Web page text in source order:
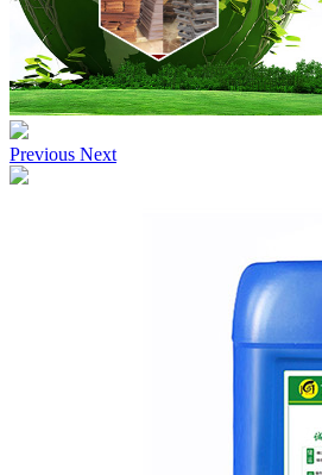
Previous Next